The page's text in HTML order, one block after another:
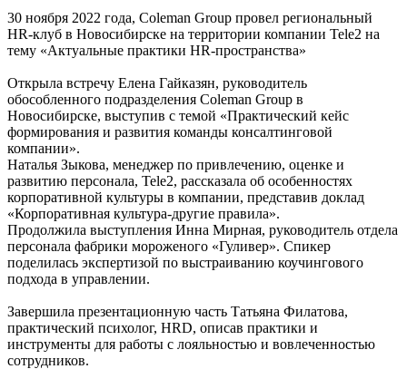
30 ноября 2022 года, Coleman Group провел региональный
HR-клуб в Новосибирске на территории компании Tele2 на
тему «Актуальные практики HR-пространства»
Открыла встречу Елена Гайказян, руководитель
обособленного подразделения Coleman Group в
Новосибирске, выступив с темой «Практический кейс
формирования и развития команды консалтинговой
компании».
Наталья Зыкова, менеджер по привлечению, оценке и
развитию персонала, Tele2, рассказала об особенностях
корпоративной культуры в компании, представив доклад
«Корпоративная культура-другие правила».
Продолжила выступления Инна Мирная, руководитель отдела
персонала фабрики мороженого «Гуливер». Спикер
поделилась экспертизой по выстраиванию коучингового
подхода в управлении.
Завершила презентационную часть Татьяна Филатова,
практический психолог, HRD, описав практики и
инструменты для работы с лояльностью и вовлеченностью
сотрудников.